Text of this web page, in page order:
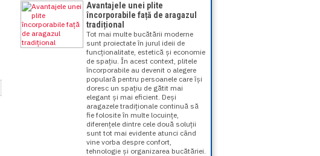
Avantajele unei plite
încorporabile față de aragazul
tradițional
Tot mai multe bucătării moderne
sunt proiectate în jurul ideii de
funcționalitate, estetică și economie
de spațiu. În acest context, plitele
încorporabile au devenit o alegere
populară pentru persoanele care își
doresc un spațiu de gătit mai
elegant și mai eficient. Deși
aragazele tradiționale continuă să
fie folosite în multe locuințe,
diferențele dintre cele două soluții
sunt tot mai evidente atunci când
vine vorba despre confort,
tehnologie și organizarea bucătăriei.